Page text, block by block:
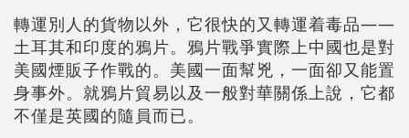
轉運別人的貨物以外，它很快的又轉運着毒品——
土耳其和印度的鴉片。鴉片戰爭實際上中國也是對
美國煙販子作戰的。美國一面幫兇，一面卻又能置
身事外。就鴉片貿易以及一般對華關係上說，它都
不僅是英國的隨員而已。